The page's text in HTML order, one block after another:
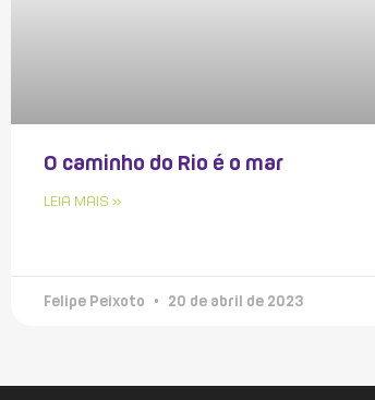
O caminho do Rio é o mar
LEIA MAIS »
Felipe Peixoto 20 de abril de 2023